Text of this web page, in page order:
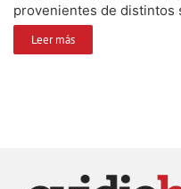
provenientes de distintos
Leer más